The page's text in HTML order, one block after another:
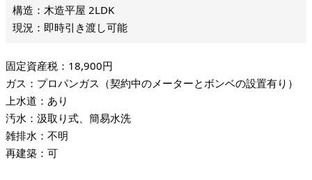
構造：木造平屋 2LDK
現況：即時引き渡し可能
固定資産税：18,900円
ガス：プロパンガス（契約中のメーターとボンベの設置有り）
上水道：あり
汚水：汲取り式、簡易水洗
雑排水：不明
再建築：可